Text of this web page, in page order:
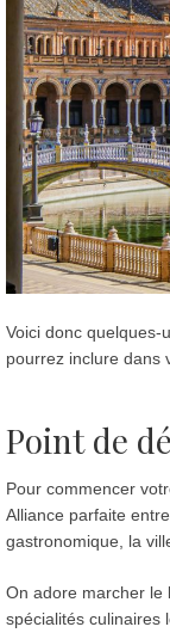
Voici donc
pourrez inclure dans
Point de
Pour commencer
Alliance parfaite
gastronomique, la
On adore marcher le
spécialités culinaires